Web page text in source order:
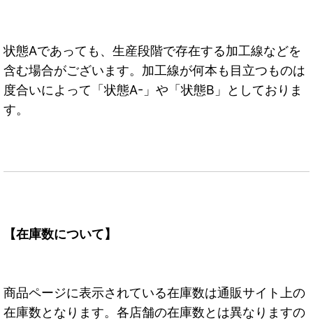
状態Aであっても、生産段階で存在する加工線などを
含む場合がございます。加工線が何本も目立つものは
度合いによって「状態A-」や「状態B」としておりま
す。
【在庫数について】
商品ページに表示されている在庫数は通販サイト上の
在庫数となります。各店舗の在庫数とは異なりますの